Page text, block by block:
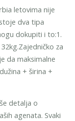
letovima nije
dva tipa
dokupiti i to:1.
Zajedničko za
da maksimalne
+ širina +
detalja o
agenata. Svaki